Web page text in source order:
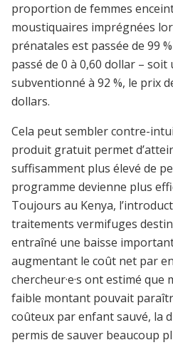
proportion de femmes
moustiquaires imprégnées
prénatales est passée de 99
passé de 0 à 0,60 dollar –
subventionné à 92 %, le prix
dollars.
Cela peut sembler contre-
produit gratuit permet
suffisamment plus élevé de
programme devienne plus
Toujours au Kenya,
traitements vermifuges
entraîné une baisse
augmentant le coût net par
chercheur·e·s ont estimé
faible montant pouvait
coûteux par enfant sauvé, la
permis de sauver beaucoup